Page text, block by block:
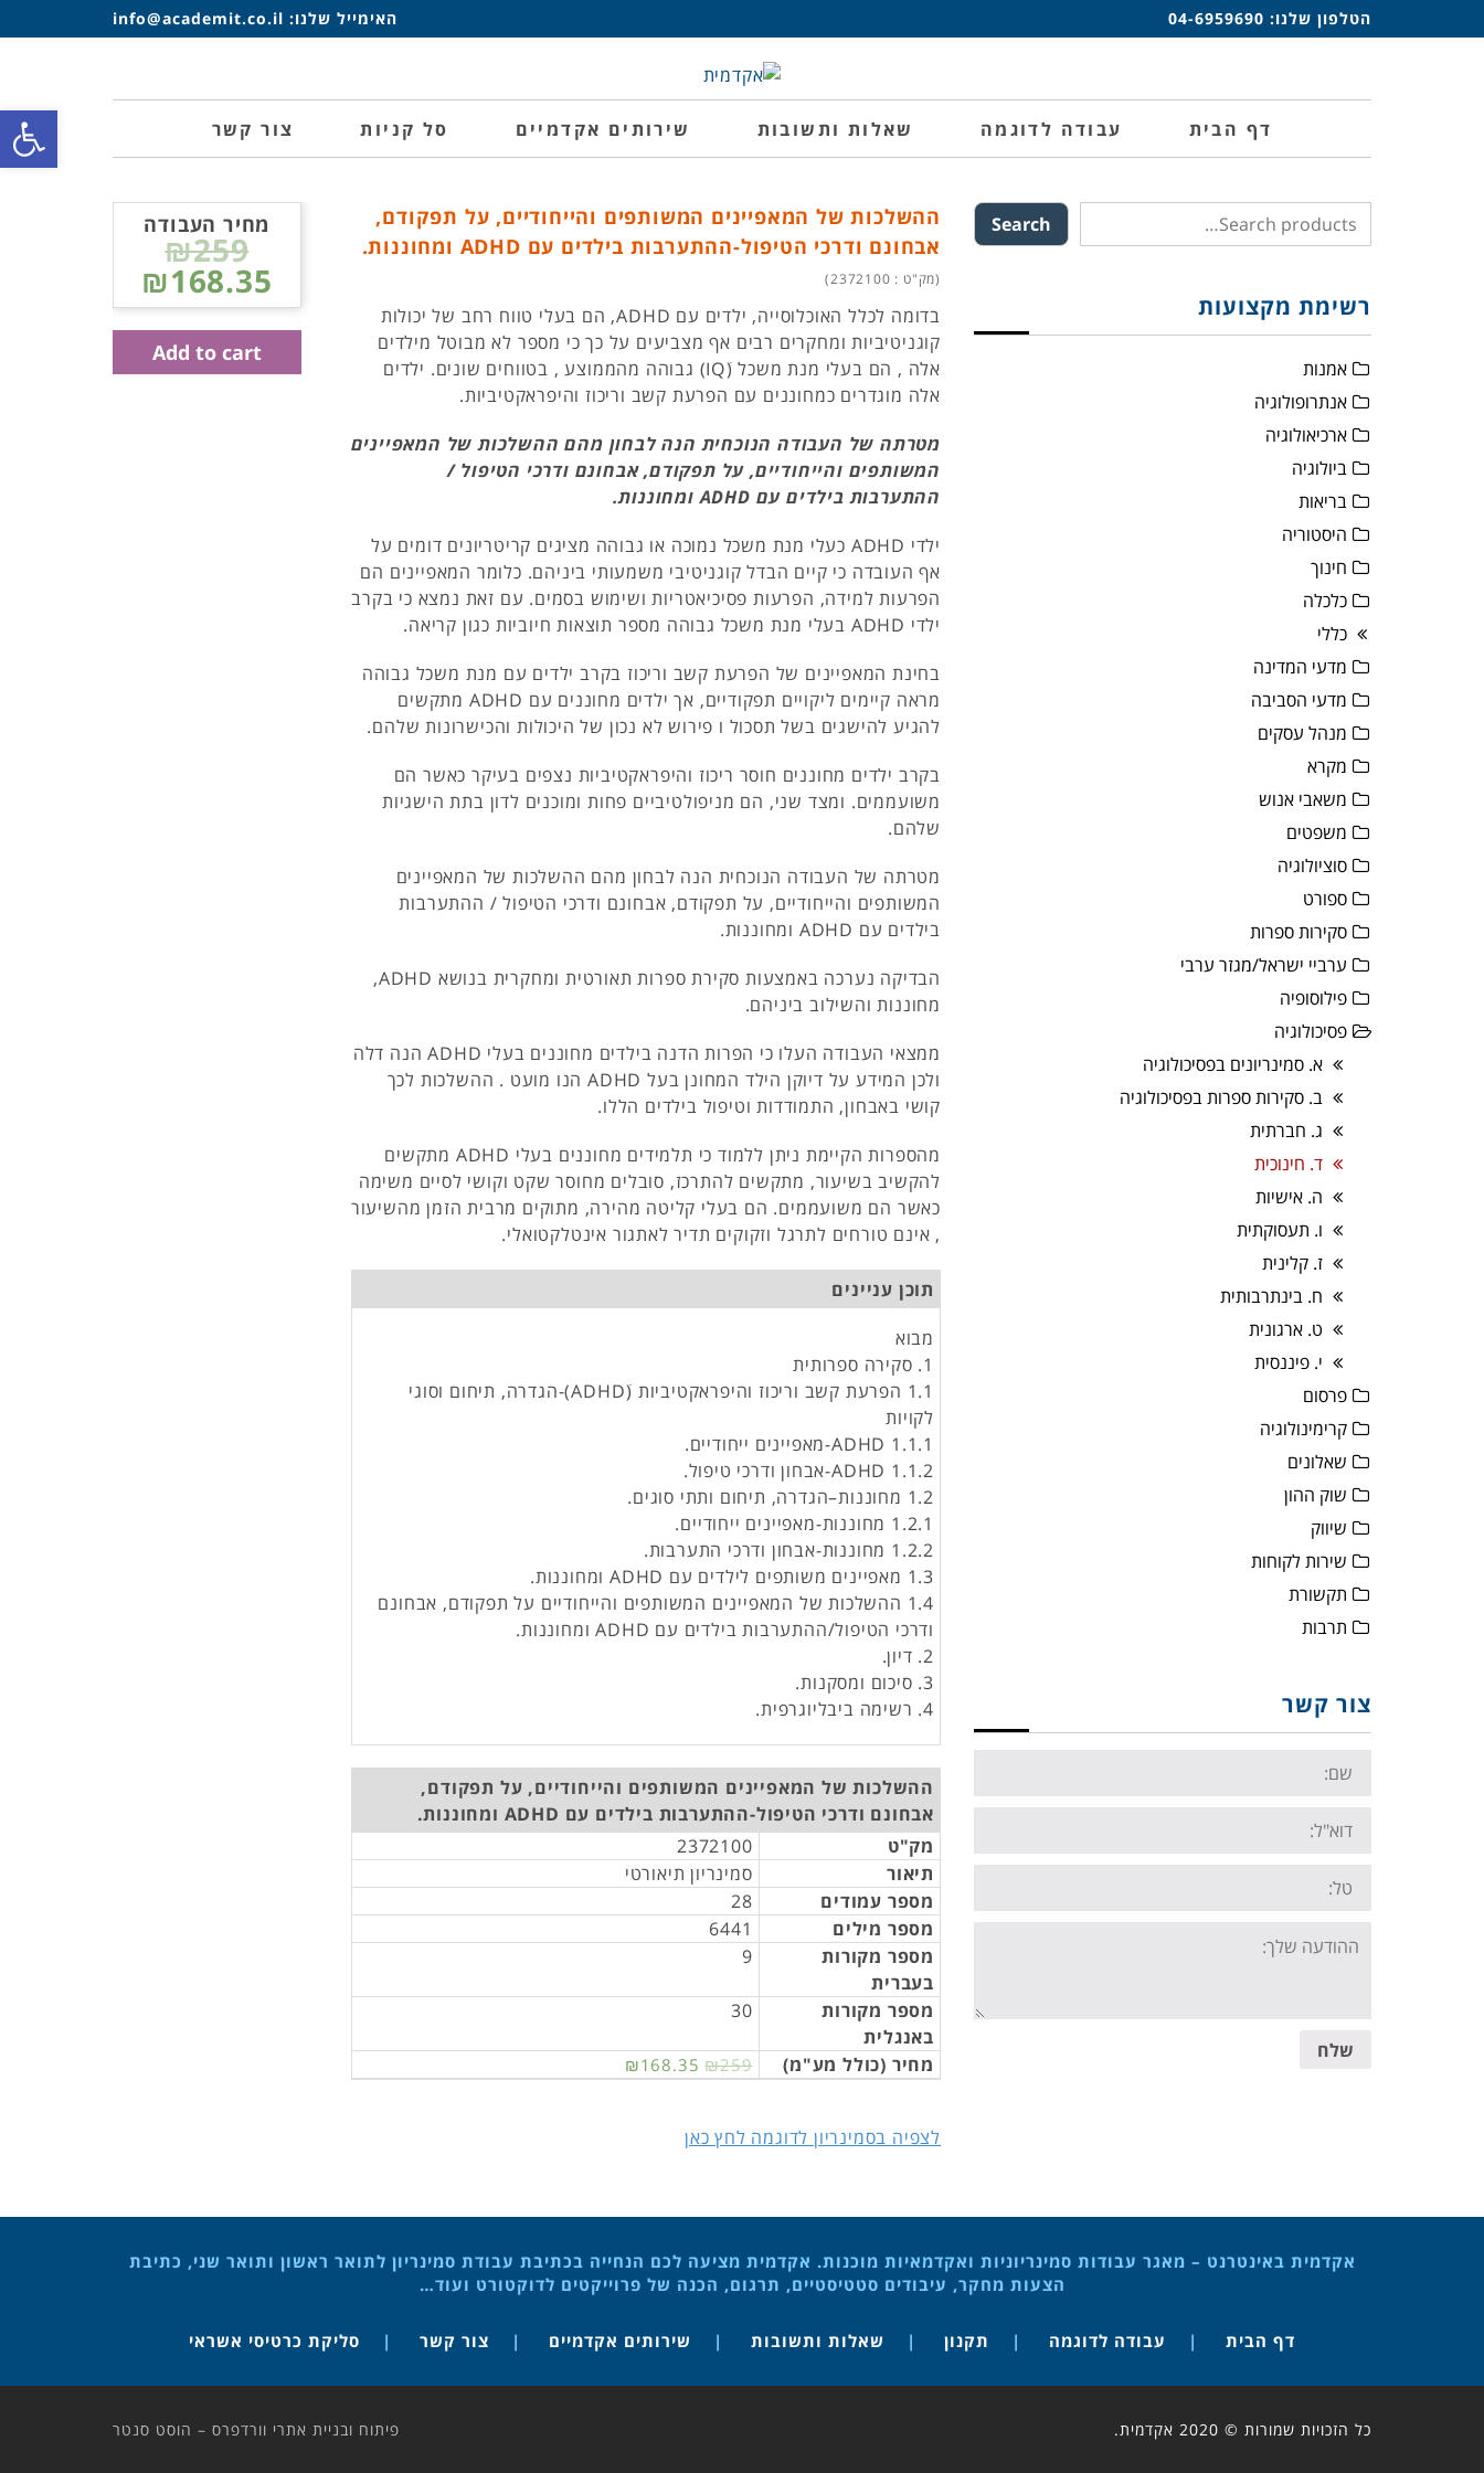
הטלפון שלנו: 04-6959690 האימייל שלנו: info@academit.co.il
דף הבית עבודה לדוגמה שאלות ותשובות שירותים אקדמיים סל קניות צור קשר
ההשלכות של המאפיינים המשותפים והייחודיים, על תפקודם,
אבחונם ודרכי הטיפול-ההתערבות בילדים עם ADHD ומחוננות.
(מק"ט : 2372100)
בדומה לכלל האוכלוסייה, ילדים עם ADHD, הם בעלי טווח רחב של יכולות
קוגניטיביות ומחקרים רבים אף מצביעים על כך כי מספר לא מבוטל מילדים
אלה , הם בעלי מנת משכל (IQׂ) גבוהה מהממוצע , בטווחים שונים. ילדים
אלה מוגדרים כמחוננים עם הפרעת קשב וריכוז והיפראקטיביות.
מטרתה של העבודה הנוכחית הנה לבחון מהם ההשלכות של המאפיינים
המשותפים והייחודיים, על תפקודם, אבחונם ודרכי הטיפול /
ההתערבות בילדים עם ADHD ומחוננות.
ילדי ADHD כעלי מנת משכל נמוכה או גבוהה מציגים קריטריונים דומים על
אף העובדה כי קיים הבדל קוגניטיבי משמעותי ביניהם. כלומר המאפיינים הם
הפרעות למידה, הפרעות פסיכיאטריות ושימוש בסמים. עם זאת נמצא כי בקרב
ילדי ADHD בעלי מנת משכל גבוהה מספר תוצאות חיוביות כגון קריאה.
בחינת המאפיינים של הפרעת קשב וריכוז בקרב ילדים עם מנת משכל גבוהה
מראה קיימים ליקויים תפקודיים, אך ילדים מחוננים עם ADHD מתקשים
להגיע להישגים בשל תסכול ו פירוש לא נכון של היכולות והכישרונות שלהם.
בקרב ילדים מחוננים חוסר ריכוז והיפראקטיביות נצפים בעיקר כאשר הם
משועממים. ומצד שני, הם מניפולטיביים פחות ומוכנים לדון בתת הישגיות
שלהם.
מטרתה של העבודה הנוכחית הנה לבחון מהם ההשלכות של המאפיינים
המשותפים והייחודיים, על תפקודם, אבחונם ודרכי הטיפול / ההתערבות
בילדים עם ADHD ומחוננות.
הבדיקה נערכה באמצעות סקירת ספרות תאורטית ומחקרית בנושא ADHD,
מחוננות והשילוב ביניהם.
ממצאי העבודה העלו כי הפרות הדנה בילדים מחוננים בעלי ADHD הנה דלה
ולכן המידע על דיוקן הילד המחונן בעל ADHD הנו מועט . ההשלכות לכך
קושי באבחון, התמודדות וטיפול בילדים הללו.
מהספרות הקיימת ניתן ללמוד כי תלמידים מחוננים בעלי ADHD מתקשים
להקשיב בשיעור, מתקשים להתרכז, סובלים מחוסר שקט וקושי לסיים משימה
כאשר הם משועממים. הם בעלי קליטה מהירה, מתוקים מרבית הזמן מהשיעור
, אינם טורחים לתרגל וזקוקים תדיר לאתגור אינטלקטואלי.
תוכן עניינים
מבוא
1. סקירה ספרותית
1.1 הפרעת קשב וריכוז והיפראקטיביות (ADHDׂ)-הגדרה, תיחום וסוגי
לקויות
1.1.1 ADHD-מאפיינים ייחודיים.
1.1.2 ADHD-אבחון ודרכי טיפול.
1.2 מחוננות–הגדרה, תיחום ותתי סוגים.
1.2.1 מחוננות-מאפיינים ייחודיים.
1.2.2 מחוננות-אבחון ודרכי התערבות.
1.3 מאפיינים משותפים לילדים עם ADHD ומחוננות.
1.4 ההשלכות של המאפיינים המשותפים והייחודיים על תפקודם, אבחונם
ודרכי הטיפול/ההתערבות בילדים עם ADHD ומחוננות.
2. דיון.
3. סיכום ומסקנות.
4. רשימה ביבליוגרפית.
ההשלכות של המאפיינים המשותפים והייחודיים, על תפקודם,
אבחונם ודרכי הטיפול-ההתערבות בילדים עם ADHD ומחוננות.
מק"ט
2372100
תיאור
סמינריון תיאורטי
מספר עמודים
28
מספר מילים
6441
מספר מקורות
בעברית
9
מספר מקורות
באנגלית
30
מחיר (כולל מע"מ) ₪168.35 ₪259
לצפיה בסמינריון לדוגמה לחץ כאן
מחיר העבודה
₪259
₪168.35
Add to cart
Search
רשימת מקצועות
אמנות
אנתרופולוגיה
ארכיאולוגיה
ביולוגיה
בריאות
היסטוריה
חינוך
כלכלה
כללי
מדעי המדינה
מדעי הסביבה
מנהל עסקים
מקרא
משאבי אנוש
משפטים
סוציולוגיה
ספורט
סקירות ספרות
ערביי ישראל/מגזר ערבי
פילוסופיה
פסיכולוגיה
א. סמינריונים בפסיכולוגיה
ב. סקירות ספרות בפסיכולוגיה
ג. חברתית
ד. חינוכית
ה. אישיות
ו. תעסוקתית
ז. קלינית
ח. בינתרבותית
ט. ארגונית
י. פיננסית
פרסום
קרימינולוגיה
שאלונים
שוק ההון
שיווק
שירות לקוחות
תקשורת
תרבות
צור קשר
Name:
Email:
Tel:
Your
message:
שלח
אקדמית באינטרנט – מאגר עבודות סמינריוניות ואקדמאיות מוכנות. אקדמית מציעה לכם הנחייה בכתיבת עבודת סמינריון לתואר ראשון ותואר שני, כתיבת
הצעות מחקר, עיבודים סטטיסטיים, תרגום, הכנה של פרוייקטים לדוקטורט ועוד…
דף הבית עבודה לדוגמה תקנון שאלות ותשובות שירותים אקדמיים צור קשר סליקת כרטיסי אשראי
פיתוח ובניית אתרי וורדפרס – הוסט סנטר כל הזכויות שמורות © 2020 אקדמית.
פתח